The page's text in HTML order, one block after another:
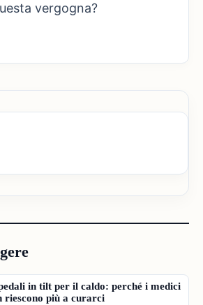
vergogna?
in tilt per il caldo: perché i medici
riescono più a curarci